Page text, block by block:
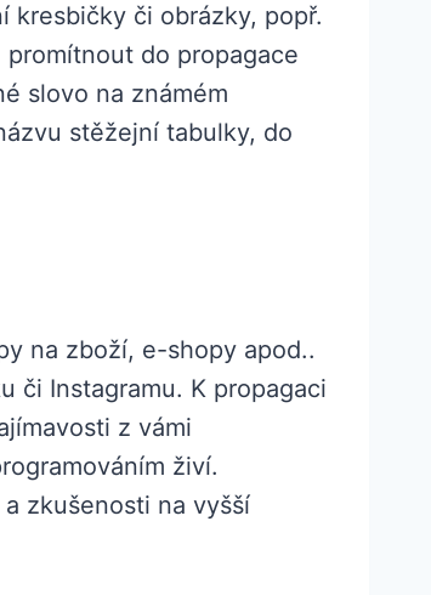
kresbičky či obrázky, popř.
do propagace
slovo na známém
stěžejní tabulky, do
na zboží, e-shopy apod..
či Instagramu. K propagaci
z vámi
živí.
zkušenosti na vyšší